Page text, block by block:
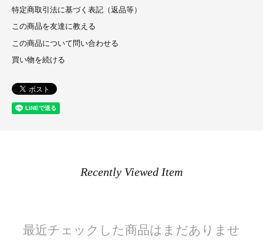
特定商取引法に基づく表記（返品等）
この商品を友達に教える
この商品について問い合わせる
買い物を続ける
Recently Viewed Item
最近チェックした商品はまだありませ